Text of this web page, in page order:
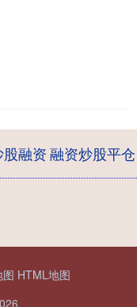
融资融资炒股平仓
图 HTML地图